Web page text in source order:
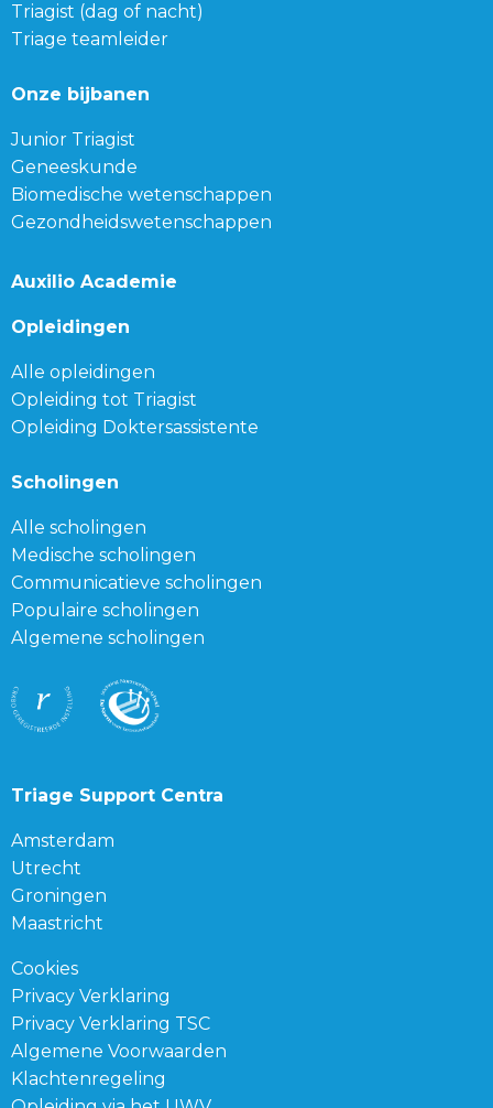
Triagist (dag of nacht)
Triage teamleider
Onze bijbanen
Junior Triagist
Geneeskunde
Biomedische wetenschappen
Gezondheidswetenschappen
Auxilio Academie
Opleidingen
Alle opleidingen
Opleiding tot Triagist
Opleiding Doktersassistente
Scholingen
Alle scholingen
Medische scholingen
Communicatieve scholingen
Populaire scholingen
Algemene scholingen
Triage Support Centra
Amsterdam
Utrecht
Groningen
Maastricht
Cookies
Privacy Verklaring
Privacy Verklaring TSC
Algemene Voorwaarden
Klachtenregeling